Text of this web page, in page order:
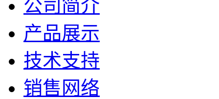
公司简介
产品展示
技术支持
销售网络